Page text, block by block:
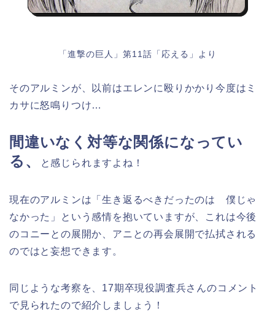
「進撃の巨人」第11話「応える」より
そのアルミンが、以前はエレンに殴りかかり今度はミ
カサに怒鳴りつけ…
間違いなく対等な関係になってい
る、
と感じられますよね！
現在のアルミンは「生き返るべきだったのは 僕じゃ
なかった」という感情を抱いていますが、これは今後
のコニーとの展開か、アニとの再会展開で払拭される
のではと妄想できます。
同じような考察を、17期卒現役調査兵さんのコメント
で見られたので紹介しましょう！